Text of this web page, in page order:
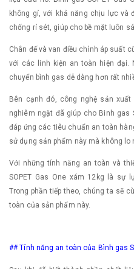
không gỉ, với khả năng chịu lực và
chống rỉ sét, giúp cho bề mặt luôn
Chân đế và van điều chỉnh áp suất
với các linh kiện an toàn hiện đại.
chuyển bình gas dễ dàng hơn rất
Bên cạnh đó, công nghệ sản
nghiêm ngặt đã giúp cho Binh gas
đáp ứng các tiêu chuẩn an toàn
sử dụng sản phẩm này mà không lo
Với những tính năng an toàn và
SOPET Gas One xám 12kg là sự
Trong phần tiếp theo, chúng ta sẽ
toàn của sản phẩm này.
## Tính năng an toàn của Bình gas